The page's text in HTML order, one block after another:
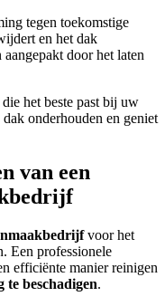
tegen toekomstige
en het dak
door het laten
het beste past bij uw
onderhouden en geniet
van een
voor het
Een professionele
efficiënte manier reinigen
te beschadigen.